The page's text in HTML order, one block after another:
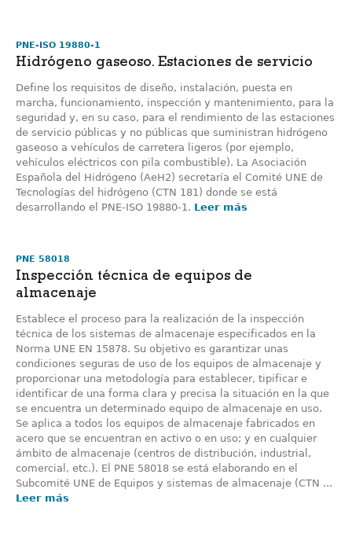
PNE-ISO 19880-1
Hidrógeno gaseoso. Estaciones de servicio
Define los requisitos de diseño, instalación, puesta en
marcha, funcionamiento, inspección y mantenimiento, para la
seguridad y, en su caso, para el rendimiento de las estaciones
de servicio públicas y no públicas que suministran hidrógeno
gaseoso a vehículos de carretera ligeros (por ejemplo,
vehículos eléctricos con pila combustible). La Asociación
Española del Hidrógeno (AeH2) secretaría el Comité UNE de
Tecnologías del hidrógeno (CTN 181) donde se está
desarrollando el PNE-ISO 19880-1. Leer más
PNE 58018
Inspección técnica de equipos de
almacenaje
Establece el proceso para la realización de la inspección
técnica de los sistemas de almacenaje especificados en la
Norma UNE EN 15878. Su objetivo es garantizar unas
condiciones seguras de uso de los equipos de almacenaje y
proporcionar una metodología para establecer, tipificar e
identificar de una forma clara y precisa la situación en la que
se encuentra un determinado equipo de almacenaje en uso.
Se aplica a todos los equipos de almacenaje fabricados en
acero que se encuentran en activo o en uso; y en cualquier
ámbito de almacenaje (centros de distribución, industrial,
comercial, etc.). El PNE 58018 se está elaborando en el
Subcomité UNE de Equipos y sistemas de almacenaje (CTN ...
Leer más